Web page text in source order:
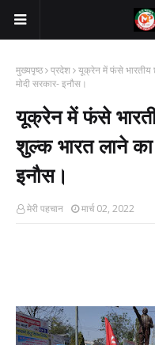
मुख्यपृष्ठ प्रदेश यूक्रेन में फंसे भारतीय
मोदी सरकार- इनौस।
यूक्रेन में फंसे
शुल्क भारत लाने
इनौस।
मेरी पहचान मार्च 02, 2022